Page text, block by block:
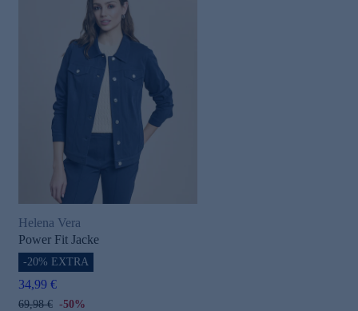
Helena Vera
Power Fit Jacke
-20% EXTRA
34,99 €
69,98 € -50%